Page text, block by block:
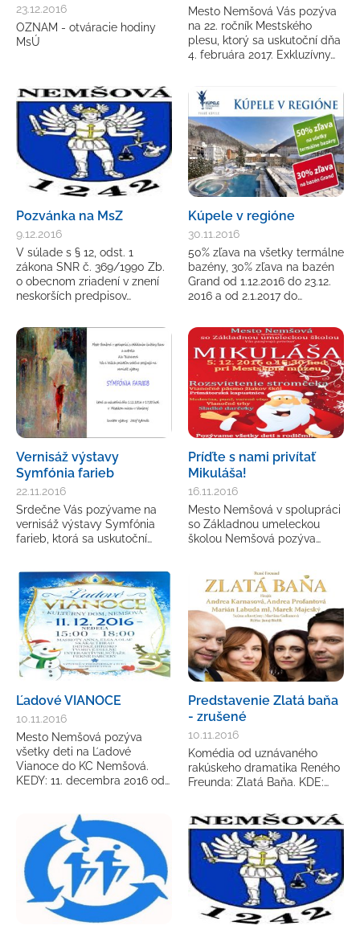
23.12.2016
OZNAM - otváracie hodiny
MsÚ
Mesto Nemšová Vás pozýva
na 22. ročník Mestského
plesu, ktorý sa uskutoční dňa
4. februára 2017. Exkluzívny…
Pozvánka na MsZ
9.12.2016
V súlade s § 12, odst. 1
zákona SNR č. 369/1990 Zb.
o obecnom zriadení v znení
neskorších predpisov…
Kúpele v regióne
30.11.2016
50% zľava na všetky termálne
bazény, 30% zľava na bazén
Grand od 1.12.2016 do 23.12.
2016 a od 2.1.2017 do…
Vernisáž výstavy
Symfónia farieb
22.11.2016
Srdečne Vás pozývame na
vernisáž výstavy Symfónia
farieb, ktorá sa uskutoční…
Príďte s nami privítať
Mikuláša!
16.11.2016
Mesto Nemšová v spolupráci
so Základnou umeleckou
školou Nemšová pozýva…
Ľadové VIANOCE
10.11.2016
Mesto Nemšová pozýva
všetky deti na Ľadové
Vianoce do KC Nemšová.
KEDY: 11. decembra 2016 od…
Predstavenie Zlatá baňa
- zrušené
10.11.2016
Komédia od uznávaného
rakúskeho dramatika Reného
Freunda: Zlatá Baňa. KDE:…